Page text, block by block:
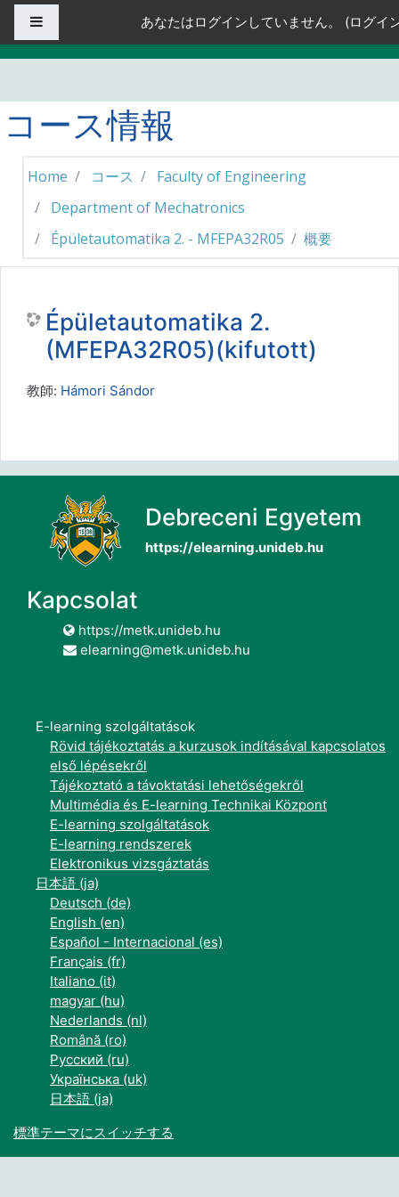
メインコンテンツへスキップする
あなたはログインしていません。 (ログイ
コース情報
Home コース
Faculty of Engineering
Department of Mechatronics
Épületautomatika 2. - MFEPA32R05
概要
Épületautomatika 2.
(MFEPA32R05)(kifutott)
教師: Hámori Sándor
Debreceni Egyetem
https://elearning.unideb.hu
Kapcsolat
https://metk.unideb.hu
elearning@metk.unideb.hu
E-learning szolgáltatások
Rövid tájékoztatás a kurzusok indításával kapcsolatos
első lépésekről
Tájékoztató a távoktatási lehetőségekről
Multimédia és E-learning Technikai Központ
E-learning szolgáltatások
E-learning rendszerek
Elektronikus vizsgáztatás
日本語 ‎(ja)‎
Deutsch ‎(de)‎
English ‎(en)‎
Español - Internacional ‎(es)‎
Français ‎(fr)‎
Italiano ‎(it)‎
magyar ‎(hu)‎
Nederlands ‎(nl)‎
Română ‎(ro)‎
Русский ‎(ru)‎
Українська ‎(uk)‎
日本語 ‎(ja)‎
標準テーマにスイッチする